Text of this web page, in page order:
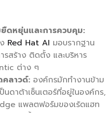
ดหยุ่นและการควบคุม:
Red Hat AI มอบรากฐาน
รสร้าง ติดตั้ง และบริหาร
ต่าง ๆ
ลาวด์: องค์กรมักทำงานข้าม
ดาต้าเซ็นเตอร์ที่อยู่ในองค์กร,
แพลตฟอร์มของเร้ดแฮท